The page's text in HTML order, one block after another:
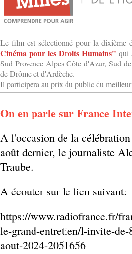
Le film est sélectionné pour la dixième
Cinéma pour les Droits Humains" qui
Sud Provence Alpes Côte d'Azur, Sud
de Drôme et d'Ardèche.
Il participera au prix du public du
On en parle sur France
A l'occasion de la
août dernier, le journaliste
Traube.
A écouter sur le lien suivant:
https://www.radiofrance.fr/
le-grand-entretien/l-invite-
aout-2024-2051656